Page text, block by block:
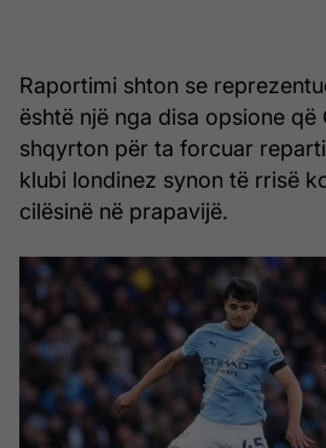
Raportimi shton se
është një nga disa opsione që
shqyrton për ta forcuar
klubi londinez synon të rrisë
cilësinë në prapavijë.